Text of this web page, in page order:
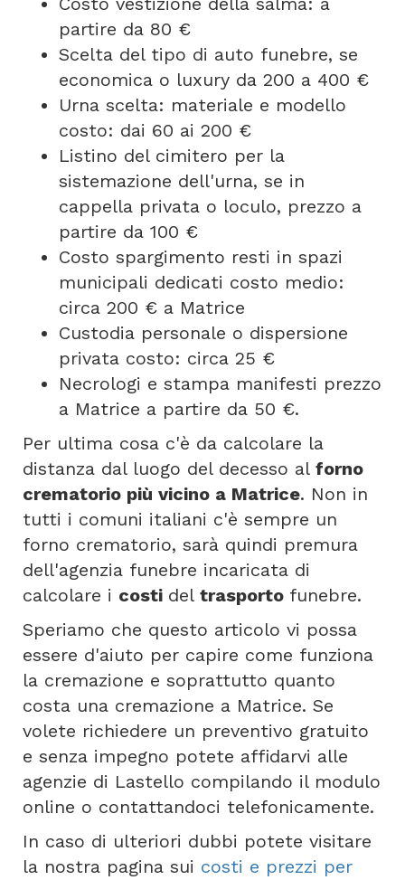
partire da 80 €
Scelta del tipo di auto funebre, se
economica o luxury da 200 a 400 €
Urna scelta: materiale e modello
costo: dai 60 ai 200 €
Listino del cimitero per la
sistemazione dell'urna, se in
cappella privata o loculo, prezzo a
partire da 100 €
Costo spargimento resti in spazi
municipali dedicati costo medio:
circa 200 € a Matrice
Custodia personale o dispersione
privata costo: circa 25 €
Necrologi e stampa manifesti prezzo
a Matrice a partire da 50 €.
Per ultima cosa c'è da calcolare la
distanza dal luogo del decesso al forno
crematorio più vicino a Matrice. Non in
tutti i comuni italiani c'è sempre un
forno crematorio, sarà quindi premura
dell'agenzia funebre incaricata di
calcolare i costi del trasporto funebre.
Speriamo che questo articolo vi possa
essere d'aiuto per capire come funziona
la cremazione e soprattutto quanto
costa una cremazione a Matrice. Se
volete richiedere un preventivo gratuito
e senza impegno potete affidarvi alle
agenzie di Lastello compilando il modulo
online o contattandoci telefonicamente.
In caso di ulteriori dubbi potete visitare
la nostra pagina sui costi e prezzi per